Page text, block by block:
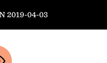
2019-04-03